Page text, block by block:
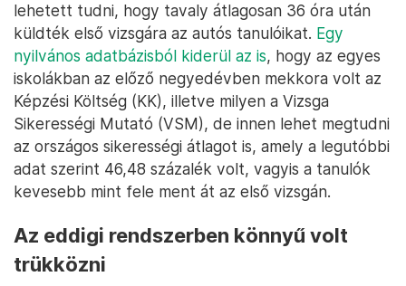
lehetett tudni, hogy tavaly átlagosan 36 óra után
küldték első vizsgára az autós tanulóikat. Egy
nyilvános adatbázisból kiderül az is, hogy az egyes
iskolákban az előző negyedévben mekkora volt az
Képzési Költség (KK), illetve milyen a Vizsga
Sikerességi Mutató (VSM), de innen lehet megtudni
az országos sikerességi átlagot is, amely a legutóbbi
adat szerint 46,48 százalék volt, vagyis a tanulók
kevesebb mint fele ment át az első vizsgán.
Az eddigi rendszerben könnyű volt
trükközni